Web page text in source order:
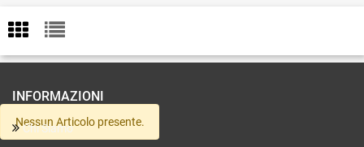
Nessun Articolo presente.
INFORMAZIONI
Chi Siamo